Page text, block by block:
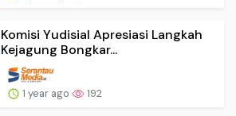
Komisi Yudisial Apresiasi Langkah
Kejagung Bongkar...
1 year ago 192